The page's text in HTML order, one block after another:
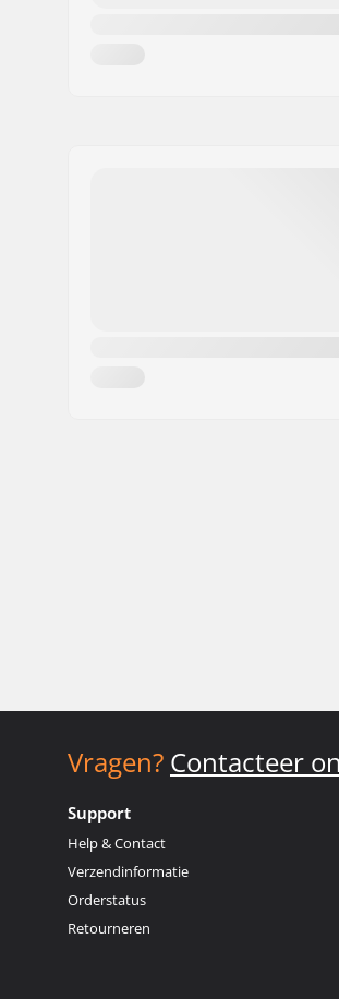
Vragen? Contacteer
Support
Help & Contact
Verzendinformatie
Orderstatus
Retourneren